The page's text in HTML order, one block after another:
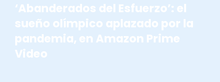
‘Abanderados del Esfuerzo’: el
sueño olímpico aplazado por la
pandemia, en Amazon Prime
Video